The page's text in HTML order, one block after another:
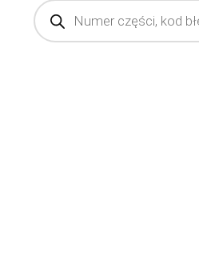
Products
search